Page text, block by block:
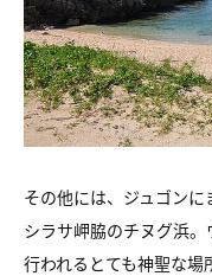
その他には、ジュゴン
シラサ岬脇のチヌグ浜。
行われるとても神聖な場